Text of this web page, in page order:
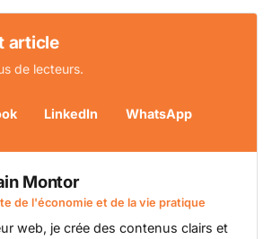
article
de lecteurs.
LinkedIn WhatsApp
Montor
de l'économie et de la vie pratique
web, je crée des contenus clairs et